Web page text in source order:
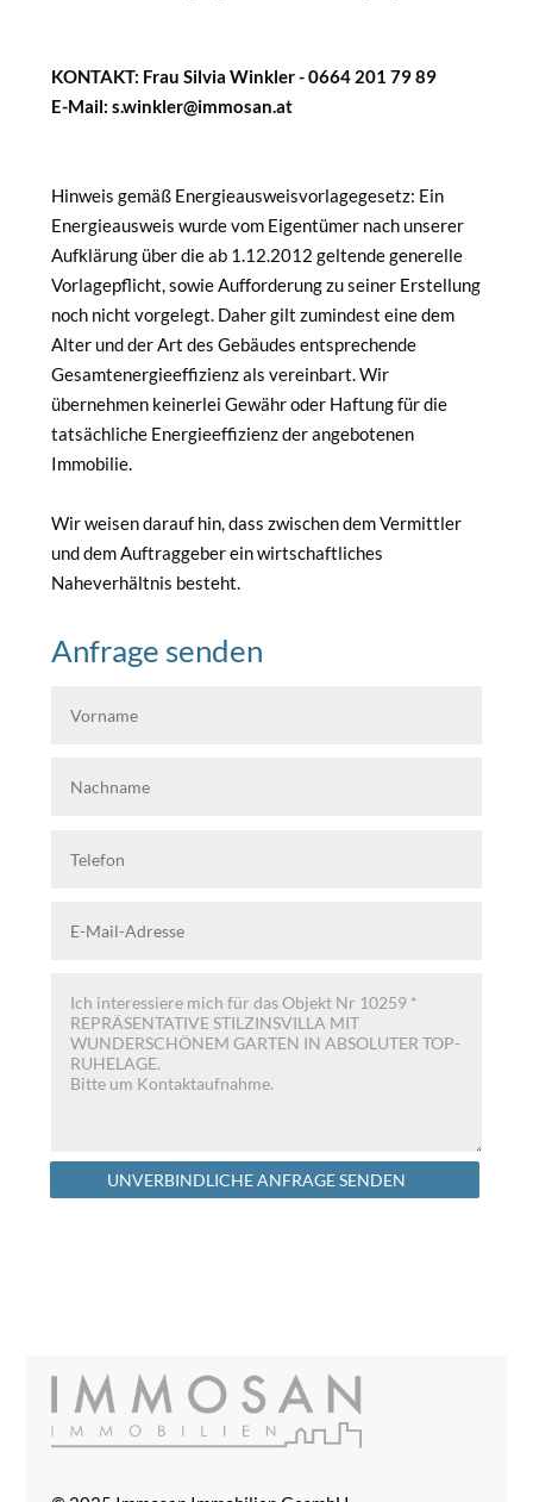
KONTAKT: Frau Silvia Winkler - 0664 201 79 89
E-Mail: s.winkler@immosan.at
Hinweis gemäß Energieausweisvorlagegesetz: Ein
Energieausweis wurde vom Eigentümer nach unserer
Aufklärung über die ab 1.12.2012 geltende generelle
Vorlagepflicht, sowie Aufforderung zu seiner Erstellung
noch nicht vorgelegt. Daher gilt zumindest eine dem
Alter und der Art des Gebäudes entsprechende
Gesamtenergieeffizienz als vereinbart. Wir
übernehmen keinerlei Gewähr oder Haftung für die
tatsächliche Energieeffizienz der angebotenen
Immobilie.
Wir weisen darauf hin, dass zwischen dem Vermittler
und dem Auftraggeber ein wirtschaftliches
Naheverhältnis besteht.
Anfrage senden
UNVERBINDLICHE ANFRAGE SENDEN
Alternative: